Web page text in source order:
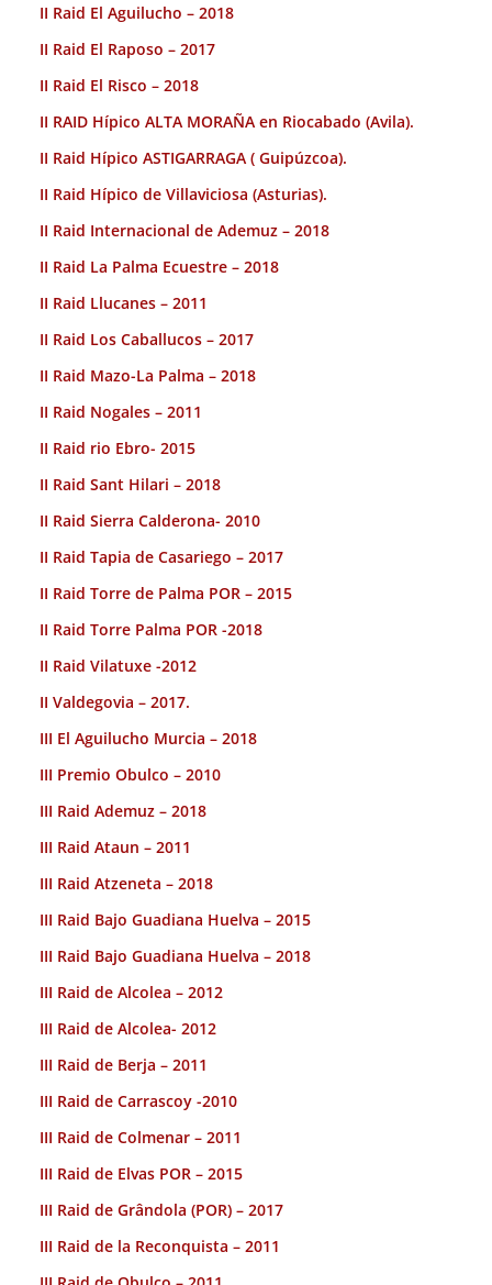
II Raid El Aguilucho – 2018
II Raid El Raposo – 2017
II Raid El Risco – 2018
II RAID Hípico ALTA MORAÑA en Riocabado (Avila).
II Raid Hípico ASTIGARRAGA ( Guipúzcoa).
II Raid Hípico de Villaviciosa (Asturias).
II Raid Internacional de Ademuz – 2018
II Raid La Palma Ecuestre – 2018
II Raid Llucanes – 2011
II Raid Los Caballucos – 2017
II Raid Mazo-La Palma – 2018
II Raid Nogales – 2011
II Raid rio Ebro- 2015
II Raid Sant Hilari – 2018
II Raid Sierra Calderona- 2010
II Raid Tapia de Casariego – 2017
II Raid Torre de Palma POR – 2015
II Raid Torre Palma POR -2018
II Raid Vilatuxe -2012
II Valdegovia – 2017.
III El Aguilucho Murcia – 2018
III Premio Obulco – 2010
III Raid Ademuz – 2018
III Raid Ataun – 2011
III Raid Atzeneta – 2018
III Raid Bajo Guadiana Huelva – 2015
III Raid Bajo Guadiana Huelva – 2018
III Raid de Alcolea – 2012
III Raid de Alcolea- 2012
III Raid de Berja – 2011
III Raid de Carrascoy -2010
III Raid de Colmenar – 2011
III Raid de Elvas POR – 2015
III Raid de Grândola (POR) – 2017
III Raid de la Reconquista – 2011